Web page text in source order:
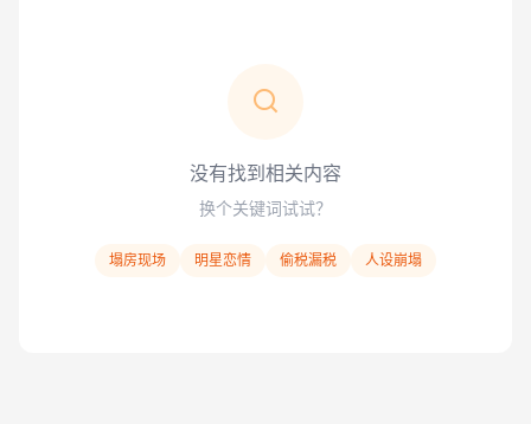
没有找到相关内容
换个关键词试试？
塌房现场 明星恋情 偷税漏税 人设崩塌